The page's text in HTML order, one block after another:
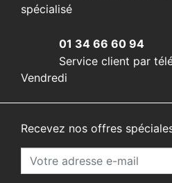
spécialisé
01 34 66 60 94
Service client par
Vendredi
Recevez nos offres